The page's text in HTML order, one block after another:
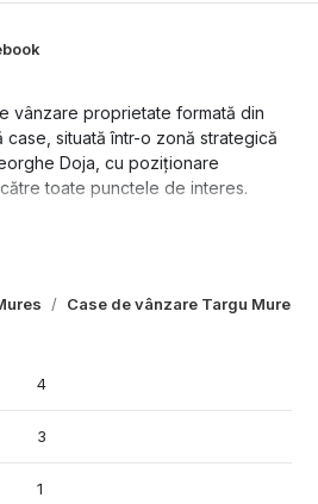
Case de vânzare Targu Mures
vânzare proprietate formată din
situată într-o zonă strategică
Doja, cu poziționare
toate punctele de interes.
investiție, cât și pentru
4
3
1